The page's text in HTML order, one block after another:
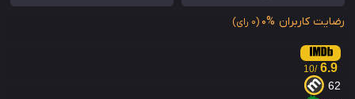
کاربران 0% (0 رای)
/10